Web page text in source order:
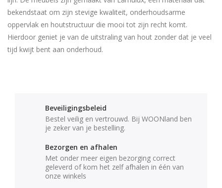
bekendstaat om zijn stevige kwaliteit, onderhoudsarme
oppervlak en houtstructuur die mooi tot zijn recht komt.
Hierdoor geniet je van de uitstraling van hout zonder dat je veel
tijd kwijt bent aan onderhoud.
Beveiligingsbeleid
Bestel veilig en vertrouwd. Bij WOONland ben
je zeker van je bestelling.
Bezorgen en afhalen
Met onder meer eigen bezorging correct
geleverd of kom het zelf afhalen in één van
onze winkels